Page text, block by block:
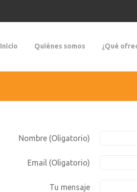
Inicio Quiénes somos ¿Qué
Nombre (Oligatorio)
Email (Oligatorio)
Tu mensaje